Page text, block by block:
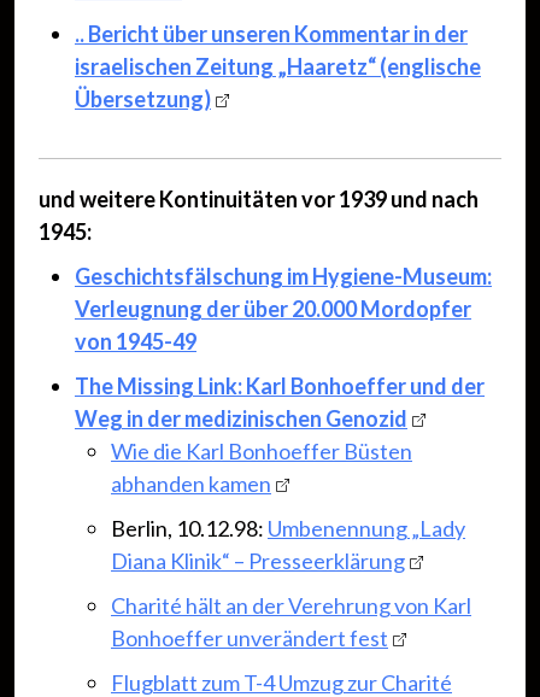
.. Bericht über unseren Kommentar in der
israelischen Zeitung „Haaretz“ (englische
Übersetzung)
und weitere Kontinuitäten vor 1939 und nach
1945:
Geschichtsfälschung im Hygiene-Museum:
Verleugnung der über 20.000 Mordopfer
von 1945-49
The Missing Link: Karl Bonhoeffer und der
Weg in der medizinischen Genozid
Wie die Karl Bonhoeffer Büsten
abhanden kamen
Berlin, 10.12.98: Umbenennung „Lady
Diana Klinik“ – Presseerklärung
Charité hält an der Verehrung von Karl
Bonhoeffer unverändert fest
Flugblatt zum T-4 Umzug zur Charité